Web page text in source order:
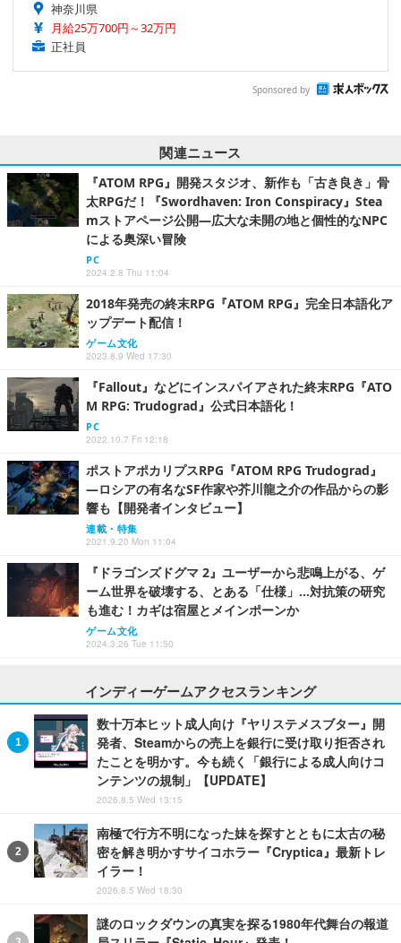
神奈川県
月給25万700円～32万円
正社員
Sponsored by
関連ニュース
『ATOM RPG』開発スタジオ、新作も「古き良き」骨
太RPGだ！『Swordhaven: Iron Conspiracy』Stea
mストアページ公開―広大な未開の地と個性的なNPC
による奥深い冒険
PC
2024.2.8 Thu 11:04
2018年発売の終末RPG『ATOM RPG』完全日本語化ア
ップデート配信！
ゲーム文化
2023.8.9 Wed 17:30
『Fallout』などにインスパイアされた終末RPG『ATO
M RPG: Trudograd』公式日本語化！
PC
2022.10.7 Fri 12:18
ポストアポカリプスRPG『ATOM RPG Trudograd』
―ロシアの有名なSF作家や芥川龍之介の作品からの影
響も【開発者インタビュー】
連載・特集
2021.9.20 Mon 11:04
『ドラゴンズドグマ 2』ユーザーから悲鳴上がる、ゲ
ーム世界を破壊する、とある「仕様」…対抗策の研究
も進む！カギは宿屋とメインポーンか
ゲーム文化
2024.3.26 Tue 11:50
インディーゲームアクセスランキング
数十万本ヒット成人向け『ヤリステメスブター』開
発者、Steamからの売上を銀行に受け取り拒否され
たことを明かす。今も続く「銀行による成人向けコ
ンテンツの規制」【UPDATE】
2026.8.5 Wed 13:15
南極で行方不明になった妹を探すとともに太古の秘
密を解き明かすサイコホラー『Cryptica』最新トレ
イラー！
2026.8.5 Wed 18:30
謎のロックダウンの真実を探る1980年代舞台の報道